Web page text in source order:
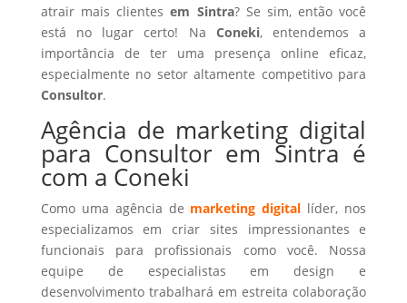
atrair mais clientesem Sintra? Se sim, então você
está no lugar certo! Na Coneki, entendemos a
importância de ter uma presença online eficaz,
especialmente no setor altamente competitivo para
Consultor.
Agência de marketing digital
para Consultor em Sintra é
com a Coneki
Como uma agência de marketing digital líder, nos
especializamos em criar sites impressionantes e
funcionais para profissionais como você. Nossa
equipe de especialistas em design e
desenvolvimento trabalhará em estreita colaboração